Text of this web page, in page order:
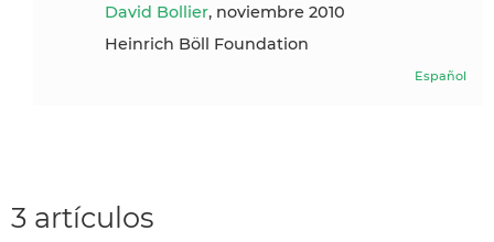
David Bollier, noviembre 2010
Heinrich Böll Foundation
Español
3 artículos